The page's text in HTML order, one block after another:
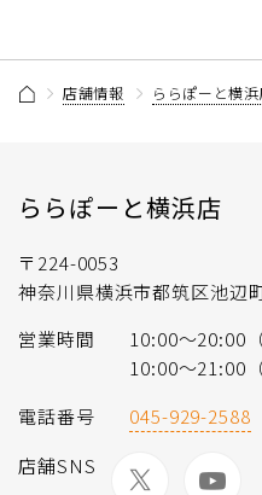
店舗情報 ららぽーと横
ららぽーと横浜店
〒224-0053
神奈川県横浜市都筑区池辺
営業時間
10:00〜20:00
10:00～21:00
電話番号
045-929-2588
店舗SNS